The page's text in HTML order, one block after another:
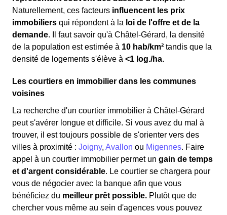
Naturellement, ces facteurs influencent les prix
immobiliers qui répondent à la loi de l'offre et de la
demande. Il faut savoir qu'à Châtel-Gérard, la densité
de la population est estimée à 10 hab/km² tandis que la
densité de logements s'élève à <1 log./ha.
Les courtiers en immobilier dans les communes
voisines
La recherche d'un courtier immobilier à Châtel-Gérard
peut s'avérer longue et difficile. Si vous avez du mal à
trouver, il est toujours possible de s'orienter vers des
villes à proximité : Joigny, Avallon ou Migennes. Faire
appel à un courtier immobilier permet un gain de temps
et d'argent considérable. Le courtier se chargera pour
vous de négocier avec la banque afin que vous
bénéficiez du meilleur prêt possible. Plutôt que de
chercher vous même au sein d'agences vous pouvez